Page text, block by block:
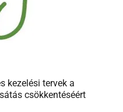
kezelési tervek a
csökkentéséért